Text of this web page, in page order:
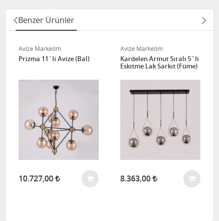
Benzer Ürünler
Avize Marketim
Prizma 11´li Avize (Bal)
10.727,00
Avize Marketim
Kardelen Armut Sıralı 5´li
Eskitme Lak Sarkıt (Füme)
8.363,00